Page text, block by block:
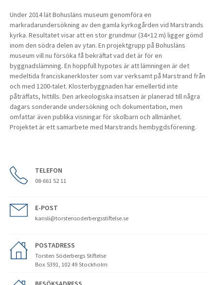
Under 2014 lät Bohusläns museum genomföra en
markradarundersökning av den gamla kyrkogården vid Marstrands
kyrka. Resultatet visar att en stor grundmur (34×12 m) ligger gömd
inom den södra delen av ytan. En projektgrupp på Bohusläns
museum vill nu försöka få bekräftat vad det är för en
byggnadslämning. En hoppfull hypotes är att lämningen är det
medeltida franciskanerkloster som var verksamt på Marstrand från
och med 1200-talet. Klosterbyggnaden har emellertid inte
påträffats, hittills. Den arkeologiska insatsen är planerad till några
dagars sonderande undersökning och dokumentation, men
omfattar även publika visningar för skolbarn och allmänhet.
Projektet är ett samarbete med Marstrands hembygdsförening.
TELEFON
08-661 52 11
E-POST
kansli@torstensoderbergsstiftelse.se
POSTADRESS
Torsten Söderbergs Stiftelse
Box 5391, 102 49 Stockholm